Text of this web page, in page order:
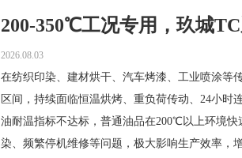
200-350℃工况专用，玖城
2026.08.03
在纺织印染、建材烘干、汽车烤漆、工业喷涂
区间，持续面临恒温烘烤、重负荷传动、24小
油耐温指标不达标，普通油品在200℃以上环境
染、频繁停机维修等问题，极大影响生产效率，